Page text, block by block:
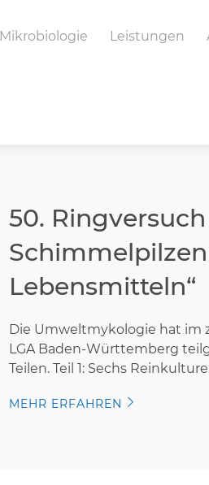
Mikrobiologie Leistungen
50.
Lebensmitteln“
Die Umweltmykologie hat im
LGA Baden-Württemberg
Teilen. Teil 1: Sechs
MEHR ERFAHREN